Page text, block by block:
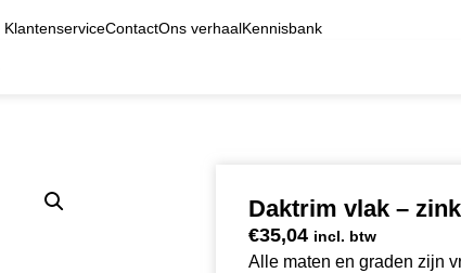
KlantenserviceContactOns verhaalKennisbank
Daktrim vlak –
€35,04 incl. btw
Alle maten en graden zijn